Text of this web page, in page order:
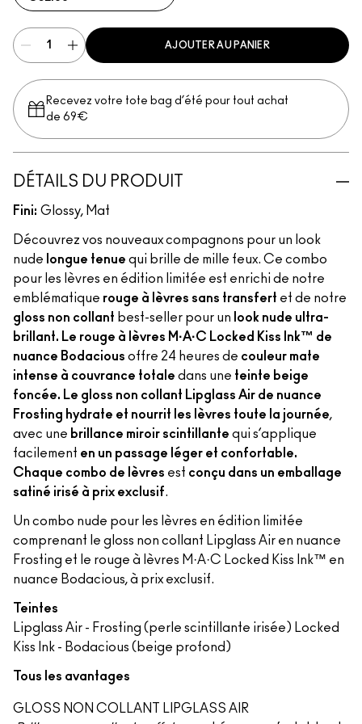
AJOUTER AU PANIER
Recevez votre tote bag d’été pour tout achat
de 69€
DÉTAILS DU PRODUIT
Fini: Glossy, Mat
Découvrez vos nouveaux compagnons pour un look
nude longue tenue qui brille de mille feux. Ce combo
pour les lèvres en édition limitée est enrichi de notre
emblématique rouge à lèvres sans transfert et de notre
gloss non collant best-seller pour un look nude ultra-
brillant. Le rouge à lèvres M·A·C Locked Kiss Ink™ de
nuance Bodacious offre 24 heures de couleur mate
intense à couvrance totale dans une teinte beige
foncée. Le gloss non collant Lipglass Air de nuance
Frosting hydrate et nourrit les lèvres toute la journée,
avec une brillance miroir scintillante qui s’applique
facilement en un passage léger et confortable.
Chaque combo de lèvres est conçu dans un emballage
satiné irisé à prix exclusif.
Un combo nude pour les lèvres en édition limitée
comprenant le gloss non collant Lipglass Air en nuance
Frosting et le rouge à lèvres M·A·C Locked Kiss Ink™ en
nuance Bodacious, à prix exclusif.
Teintes
Lipglass Air - Frosting (perle scintillante irisée) Locked
Kiss Ink - Bodacious (beige profond)
Tous les avantages
GLOSS NON COLLANT LIPGLASS AIR